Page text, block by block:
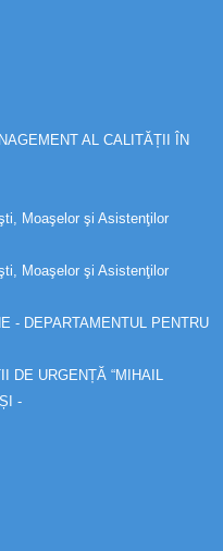
AL CALITĂȚII ÎN
Moaşelor şi Asistenţilor
Moaşelor şi Asistenţilor
- DEPARTAMENTUL PENTRU
DE URGENȚĂ “MIHAIL
-